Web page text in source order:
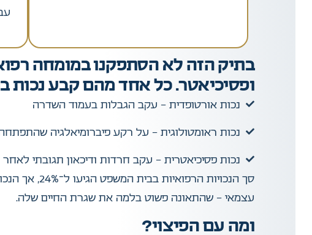
בתיק הזה לא הסתפקנו במומחה
ופסיכיאטר. כל אחד מהם קבע נכות
נכות אורטופדית – עקב הגבלות בעמוד השדרה
נכות ראומטולוגית – על רקע פיברומיאלגיה
נכות פסיכיאטרית – עקב חרדות ודיכאון תגובתי
סך
עצמאי – שהתאונה פשוט בלמה את שגרת החיים שלה.
ומה עם הפיצוי?